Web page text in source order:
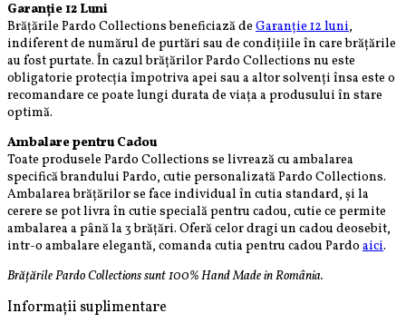
Garanție 12 Luni
Brățările Pardo Collections beneficiază de Garanție 12 luni,
indiferent de numărul de purtări sau de condițiile în care brățările
au fost purtate. În cazul brățărilor Pardo Collections nu este
obligatorie protecția împotriva apei sau a altor solvenți însa este o
recomandare ce poate lungi durata de viața a produsului în stare
optimă.
Ambalare pentru Cadou
Toate produsele Pardo Collections se livrează cu ambalarea
specifică brandului Pardo, cutie personalizată Pardo Collections.
Ambalarea brățărilor se face individual în cutia standard, și la
cerere se pot livra în cutie specială pentru cadou, cutie ce permite
ambalarea a până la 3 brățări. Oferă celor dragi un cadou deosebit,
intr-o ambalare elegantă, comanda cutia pentru cadou Pardo aici.
Brățările Pardo Collections sunt 100% Hand Made in România.
Informații suplimentare